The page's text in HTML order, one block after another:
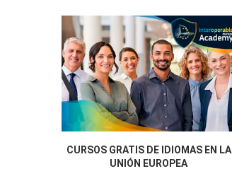
CURSOS GRATIS DE IDIOMAS EN LA
UNIÓN EUROPEA